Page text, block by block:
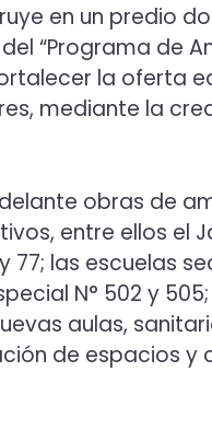
en un predio
“Programa de
la
mediante la
obras de
entre ellos el
77; las escuelas
N° 502 y
aulas,
de espacios y